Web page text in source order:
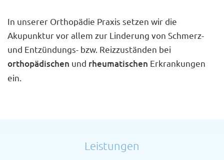
In unserer Orthopädie Praxis setzen wir die
Akupunktur vor allem zur Linderung von Schmerz-
und Entzündungs- bzw. Reizzuständen bei
orthopädischen und rheumatischen Erkrankungen
ein.
Leistungen